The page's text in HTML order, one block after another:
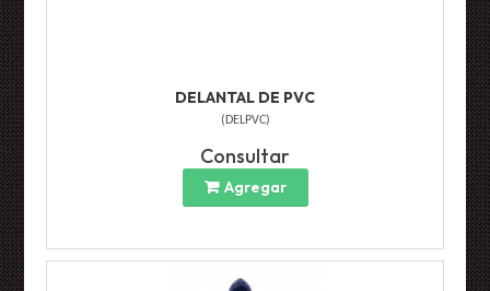
DELANTAL DE PVC
( DELPVC)
Consultar
Agregar